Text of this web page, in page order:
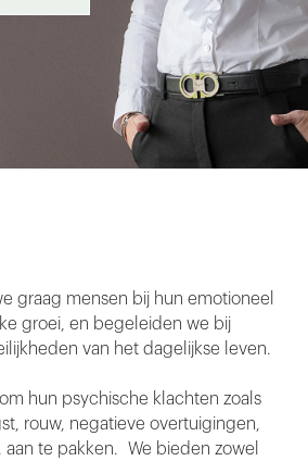
graag mensen bij hun emotioneel
groei, en begeleiden we bij
van het dagelijkse leven.
hun psychische klachten zoals
rouw, negatieve overtuigingen,
aan te pakken. We bieden zowel